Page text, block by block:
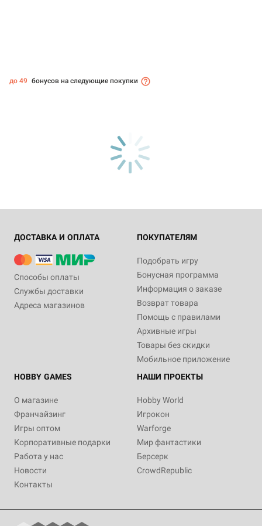
до 49 бонусов на следующие покупки
ДОСТАВКА И ОПЛАТА
Способы оплаты
Службы доставки
Адреса магазинов
ПОКУПАТЕЛЯМ
Подобрать игру
Бонусная программа
Информация о заказе
Возврат товара
Помощь с правилами
Архивные игры
Товары без скидки
Мобильное приложение
HOBBY GAMES
О магазине
Франчайзинг
Игры оптом
Корпоративные подарки
Работа у нас
Новости
Контакты
НАШИ ПРОЕКТЫ
Hobby World
Игрокон
Warforge
Мир фантастики
Берсерк
CrowdRepublic